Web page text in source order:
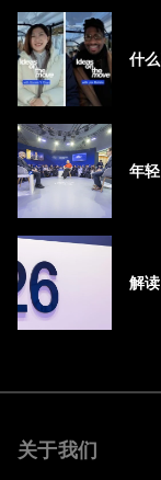
什
年
解
关于我们